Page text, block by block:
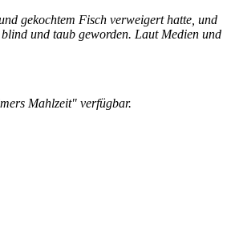
gekochtem Fisch verweigert hatte, und
und taub geworden. Laut Medien und
Mahlzeit" verfügbar.